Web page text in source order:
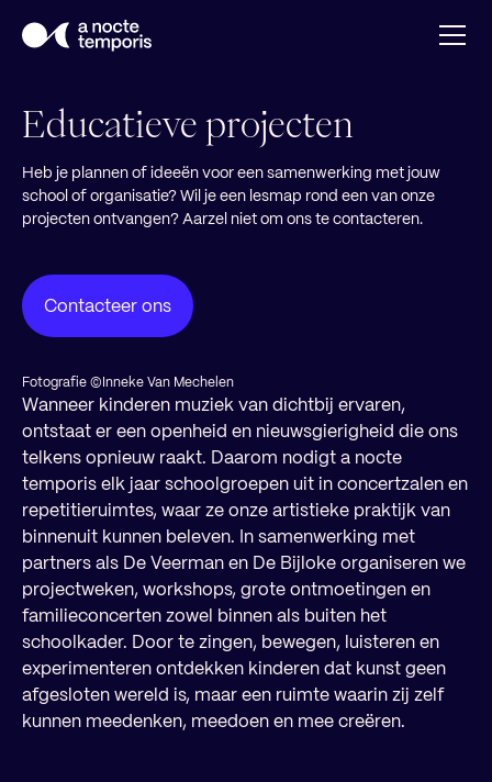
Educatieve projecten
Heb je plannen of ideeën voor een samenwerking met jouw
school of organisatie? Wil je een lesmap rond een van onze
projecten ontvangen? Aarzel niet om ons te contacteren.
Contacteer ons
Wanneer kinderen muziek van dichtbij ervaren,
ontstaat er een openheid en nieuwsgierigheid die ons
telkens opnieuw raakt. Daarom nodigt a nocte
temporis elk jaar schoolgroepen uit in concertzalen en
repetitieruimtes, waar ze onze artistieke praktijk van
binnenuit kunnen beleven. In samenwerking met
partners als De Veerman en De Bijloke organiseren we
projectweken, workshops, grote ontmoetingen en
familieconcerten zowel binnen als buiten het
schoolkader. Door te zingen, bewegen, luisteren en
experimenteren ontdekken kinderen dat kunst geen
afgesloten wereld is, maar een ruimte waarin zij zelf
kunnen meedenken, meedoen en mee creëren.
Fotografie ©Inneke Van Mechelen